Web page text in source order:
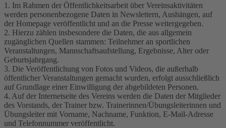
1. Im Rahmen der Öffentlichkeitsarbeit über Vereinsaktivitäten
werden personenbezogene Daten in Newslettern, Aushängen, auf
der Homepage veröffentlicht und an die Presse weitergegeben.
2. Hierzu zählen insbesondere die Daten, die aus allgemein
zugänglichen Quellen stammen: Teilnehmer an sportlichen
Veranstaltungen, Mannschaftsaufstellung, Ergebnisse, Alter oder
Geburtsjahrgang.
3. Die Veröffentlichung von Fotos und Videos, die außerhalb
öffentlicher Veranstaltungen gemacht wurden, erfolgt ausschließlich
auf Grundlage einer Einwilligung der abgebildeten Personen.
4. Auf der Internetseite des Vereins werden die Daten der Mitglieder
des Vorstands, der Trainer bzw. Trainerinnen/Übungsleiterinnen und
Übungsleiter mit Vorname, Nachname, Funktion, E-Mail-Adresse
und Telefonnummer veröffentlicht.